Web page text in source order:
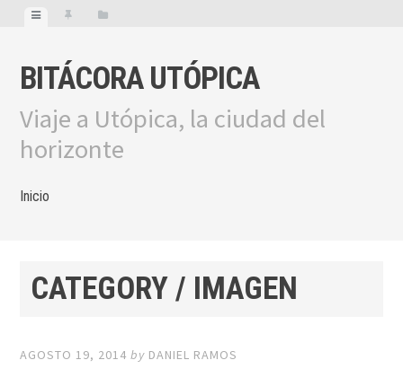
BITÁCORA UTÓPICA
Viaje a Utópica, la ciudad del
horizonte
Inicio
CATEGORY / IMAGEN
AGOSTO 19, 2014 by DANIEL RAMOS